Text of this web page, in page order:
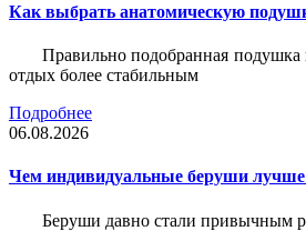
Как выбрать анатомическую
Правильно подобранная подушка
отдых более стабильным
Подробнее
06.08.2026
Чем индивидуальные беруши
Беруши давно стали привычным